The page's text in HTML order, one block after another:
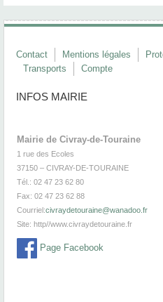
Contact Mentions légales
Transports
Compte
INFOS MAIRIE
Mairie de Civray-de-Touraine
1 rue des Ecoles
37150 – CIVRAY-DE-TOURAINE
Tél.: 02 47 23 62 80
Fax: 02 47 23 62 88
Courriel:civraydetouraine@wanadoo.fr
Site: http//www.civraydetouraine.fr
Page Facebook